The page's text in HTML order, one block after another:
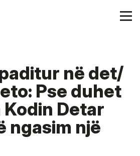
në det/
Pse duhet
Detar
ngasim një